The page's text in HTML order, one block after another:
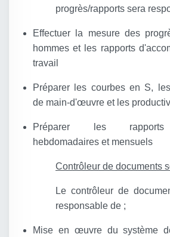
progrès/rapports sera
Effectuer la mesure des
hommes et les rapports
travail
Préparer les courbes en S,
de main-d'œuvre et les
Préparer les rapports
hebdomadaires et mensuels
Contrôleur de documents
Le contrôleur de
responsable de ;
Mise en œuvre du système